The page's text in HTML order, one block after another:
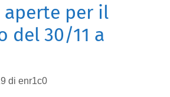
aperte per il
del 30/11 a
di enr1c0